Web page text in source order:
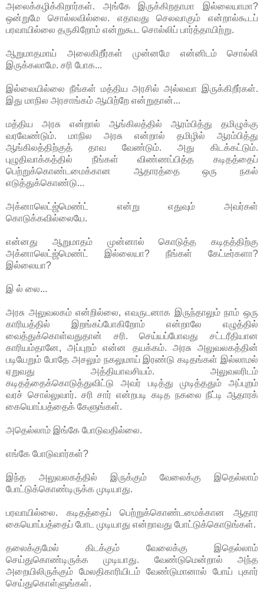
அலைக்கழிக்கிறார்கள். அங்கே இருக்கிறதாமா இல்லையாமா?
ஒன்றுமே சொல்லவில்லை. எதாவது செலவாகும் என்றால்கூடப்
பரவாயில்லை தருகிறோம் என்றுகூட சொல்லிப் பார்த்தாயிற்று.
ஆறுமாதமாய் அலைகிறீர்கள் முன்னமே என்னிடம் சொல்லி
இருக்கலாமே. சரி போக...
இல்லையில்லை நீங்கள் மத்திய அரசில் அல்லவா இருக்கிறீர்கள்.
இது மாநில அரசாங்கம் ஆயிற்றே என்றுதான்...
மத்திய அரசு என்றால் ஆங்கிலத்தில் ஆரம்பித்து தமிழுக்கு
வரவேண்டும். மாநில அரசு என்றால் தமிழில் ஆரம்பித்து
ஆங்கிலத்திற்குத் தாவ வேண்டும். அது கிடக்கட்டும்.
புழுதிவாக்கத்தில் நீங்கள் விண்ணப்பித்த கடிதத்தைப்
பெற்றுக்கொண்டமைக்கான ஆதாரத்தை ஒரு நகல்
எடுத்துக்கொண்டு...
அக்னாலெட்ஜ்மெண்ட் என்று எதுவும் அவர்கள்
கொடுக்கவில்லையே.
என்னது ஆறுமாதம் முன்னால் கொடுத்த கடிதத்திற்கு
அக்னாலெட்ஜ்மெண்ட் இல்லையா? நீங்கள் கேட்டீர்களா?
இல்லையா?
இ ல் லை...
அரசு அலுவலகம் என்றில்லை, எவருடனாக இருந்தாலும் நாம் ஒரு
காரியத்தில் இறங்கப்போகிறோம் என்றாலே எழுத்தில்
வைத்துக்கொள்வதுதான் சரி. செய்யப்போவது சட்டரீதியான
காரியம்தானே, அப்புறம் என்ன தயக்கம். அரசு அலுவலகத்தின்
படியேறும் போதே அசலும் நகலுமாய் இரண்டு கடிதங்கள் இல்லாமல்
ஏறுவது அத்தியாவசியம். அலுவலரிடம்
கடிதத்தைக்கொடுத்துவிட்டு அவர் படித்து முடித்ததும் அப்புறம்
வரச் சொல்லுவார். சரி சார் என்றபடி கடித நகலை நீட்டி ஆதாரக்
கையொப்பத்தைக் கேளுங்கள்.
அதெல்லாம் இங்கே போடுவதில்லை.
எங்கே போடுவார்கள்?
இந்த அலுவலகத்தில் இருக்கும் வேலைக்கு இதெல்லாம்
போட்டுக்கொண்டிருக்க முடியாது.
பரவாயில்லை. கடிதத்தைப் பெற்றுக்கொண்டமைக்கான ஆதார
கையொப்பத்தைப் போட முடியாது என்றாவது போட்டுக்கொடுங்கள்.
தலைக்குமேல் கிடக்கும் வேலைக்கு இதெல்லாம்
செய்துகொண்டிருக்க முடியாது. வேண்டுமென்றால் அந்த
அறையிலிருக்கும் மேலதிகாரியிடம் வேண்டுமானால் போய் புகார்
செய்துகொள்ளுங்கள்.